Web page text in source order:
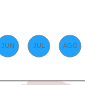
JUN JUL AGO